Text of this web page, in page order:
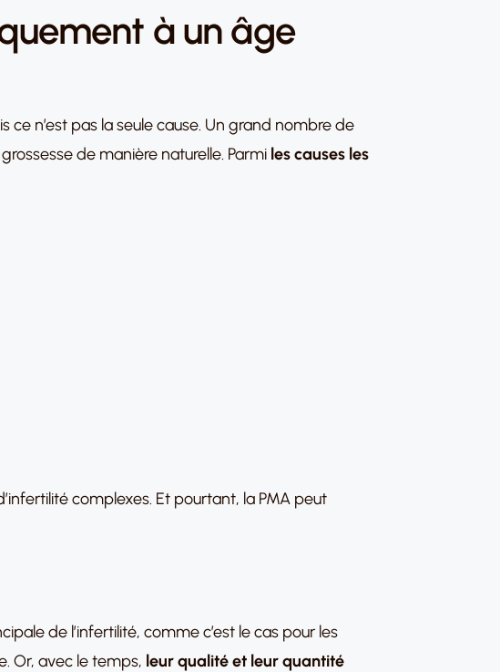
à un âge
ce n’est pas la seule cause. Un grand nombre de
de manière naturelle. Parmi les causes les
complexes. Et pourtant, la PMA peut
de l’infertilité, comme c’est le cas pour les
Or, avec le temps, leur qualité et leur quantité